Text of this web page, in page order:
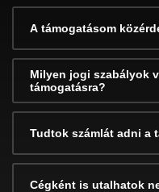
A támogatásom
Milyen jogi szabályok
támogatásra?
Tudtok számlát adni a
Cégként is utalhatok